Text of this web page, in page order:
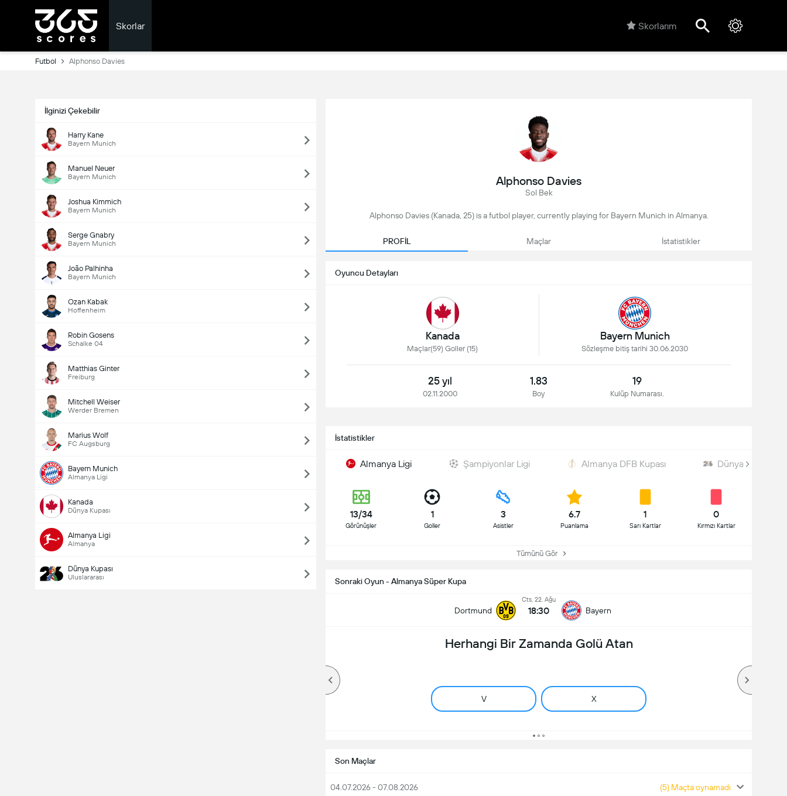
Skorlar Skorlarım
Futbol Alphonso Davies
İlginizi Çekebilir
Harry Kane
Bayern Munich
Manuel Neuer
Bayern Munich
Joshua Kimmich
Bayern Munich
Serge Gnabry
Bayern Munich
João Palhinha
Bayern Munich
Ozan Kabak
Hoffenheim
Robin Gosens
Schalke 04
Matthias Ginter
Freiburg
Mitchell Weiser
Werder Bremen
Marius Wolf
FC Augsburg
Bayern Munich
Almanya Ligi
Kanada
Dünya Kupası
Almanya Ligi
Almanya
Dünya Kupası
Uluslararası
Alphonso Davies
Sol Bek
Alphonso Davies (Kanada, 25) is a futbol player, currently playing for Bayern Munich in Almanya.
PROFİL Maçlar İstatistikler
Oyuncu Detayları
Kanada
Maçlar(59) Goller (15)
Bayern Munich
Sözleşme bitiş tarihi 30.06.2030
25 yıl
02.11.2000
1.83
Boy
19
Kulüp Numarası.
İstatistikler
Almanya Ligi Şampiyonlar Ligi Almanya DFB Kupası Dünya Kupası
13/34
Görünüşler
1
Goller
3
Asistler
6.7
Puanlama
1
Sarı Kartlar
0
Kırmızı Kartlar
Tümünü Gör
Sonraki Oyun - Almanya Süper Kupa
Dortmund
Cts, 22. Ağu
18:30 Bayern
Herhangi Bir Zamanda Golü Atan
V X
Son Maçlar
04.07.2026 - 07.08.2026 (5) Maçta oynamadı